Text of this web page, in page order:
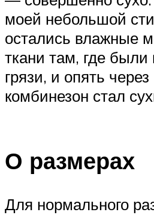
моей небольшой
остались влажные
ткани там, где
грязи, и опять
комбинезон стал
О размерах
Для нормального